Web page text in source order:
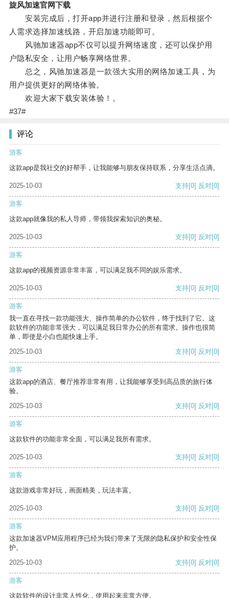
旋风加速官网下载
安装完成后，打开app并进行注册和登录，然后根据个
人需求选择加速线路，开启加速功能即可。
风驰加速器app不仅可以提升网络速度，还可以保护用
户隐私安全，让用户畅享网络世界。
总之，风驰加速器是一款强大实用的网络加速工具，为
用户提供更好的网络体验。
欢迎大家下载安装体验！。
#37#
评论
游客
这款app是我社交的好帮手，让我能够与朋友保持联系，分享生活点滴。
2025-10-03 支持[0] 反对[0]
游客
这款app就像我的私人导师，带领我探索知识的奥秘。
2025-10-03 支持[0] 反对[0]
游客
这款app的视频资源非常丰富，可以满足我不同的娱乐需求。
2025-10-03 支持[0] 反对[0]
游客
我一直在寻找一款功能强大、操作简单的办公软件，终于找到了它。这
款软件的功能非常强大，可以满足我日常办公的所有需求。操作也很简
单，即使是小白也能快速上手。
2025-10-03
支持[0] 反对[0]
游客
这款app的酒店、餐厅推荐非常有用，让我能够享受到高品质的旅行体
验。
2025-10-03
支持[0] 反对[0]
游客
这款软件的功能非常全面，可以满足我所有需求。
2025-10-03 支持[0] 反对[0]
游客
这款游戏非常好玩，画面精美，玩法丰富。
2025-10-03 支持[0] 反对[0]
游客
这款加速器VPM应用程序已经为我们带来了无限的隐私保护和安全性保
护。
2025-10-03
支持[0] 反对[0]
游客
这款软件的设计非常人性化，使用起来非常方便。